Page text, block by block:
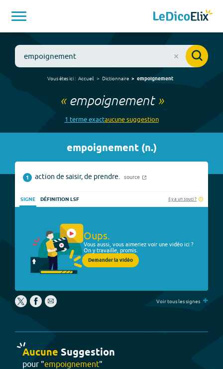
Vous êtes ici : Accueil Dictionnaire empoignement
« empoignement»
1 termeexactaucunesuggestion
empoignement(n.)
1 action de saisir, de prendre. source
SIGNE DÉFINITION LSF Il y a un souci ?
Oups.
Vous aussi, vous aimeriez voir une vidéo ici ?
On y travaille, promis.
Demander la vidéo
Voir tous les signes +
Aucune Suggestion
pour "empoignement"